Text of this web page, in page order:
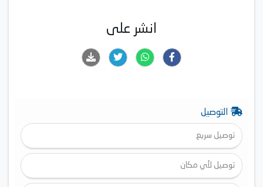
انشر على
التوصيل
توصيل سريع
توصيل لأي مكان